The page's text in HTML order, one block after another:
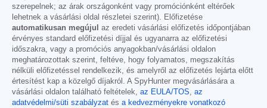
szerepelnek; az árak országonként vagy promóciónként eltérőek
lehetnek a vásárlási oldal részletei szerint). Előfizetése
automatikusan megújul
az eredeti vásárlási előfizetés időpontjában
érvényes standard előfizetési díjjal és ugyanarra az előfizetési
időszakra, vagy a promóciós anyagokban/vásárlási oldalon
meghatározottak szerint, feltéve, hogy folyamatos, megszakítás
nélküli előfizetéssel rendelkezik, és amelyről az előfizetés lejárta előtt
értesítést kap a közelgő díjakról. A SpyHunter megvásárlására a
vásárlási oldalon található feltételek, az EULA/TOS, az
adatvédelmi/süti szabályzat és a kedvezményekre vonatkozó